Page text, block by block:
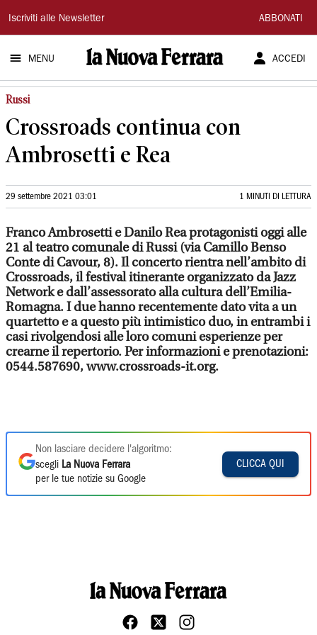
La
Nuova
Ferrara
Iscriviti alle Newsletter ABBONATI
MENU ACCEDI
Russi
Crossroads continua con
Ambrosetti e Rea
29 settembre 2021 03:01 1 MINUTI DI LETTURA
Franco Ambrosetti e Danilo Rea protagonisti oggi alle
21 al teatro comunale di Russi (via Camillo Benso
Conte di Cavour, 8). Il concerto rientra nell’ambito di
Crossroads, il festival itinerante organizzato da Jazz
Network e dall’assessorato alla cultura dell’Emilia-
Romagna. I due hanno recentemente dato vita a un
quartetto e a questo più intimistico duo, in entrambi i
casi rivolgendosi alle loro comuni esperienze per
crearne il repertorio. Per informazioni e prenotazioni:
0544.587690, www.crossroads-it.org.
Non lasciare decidere l'algoritmo:
scegli La Nuova Ferrara
per le tue notizie su Google
CLICCA QUI